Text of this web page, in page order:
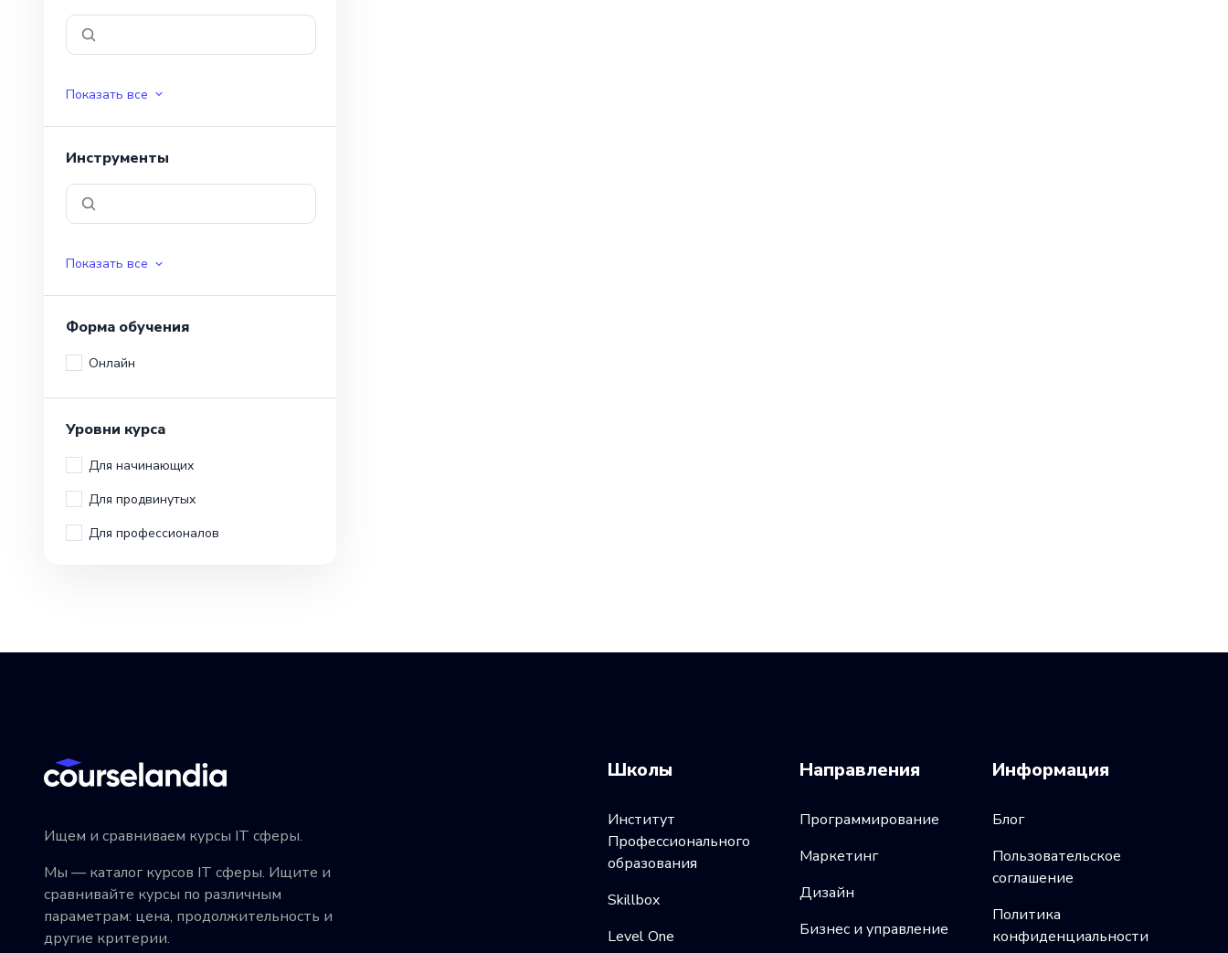
Показать все
Инструменты
Показать все
Форма обучения
Онлайн
Уровни курса
Для начинающих
Для продвинутых
Для профессионалов
Ищем и сравниваем курсы IT сферы.
Мы — каталог курсов IT сферы. Ищите и
сравнивайте курсы по различным
параметрам: цена, продолжительность и
другие критерии.
Школы
Институт
Профессионального
образования
Skillbox
Level One
Направления
Программирование
Маркетинг
Дизайн
Бизнес и управление
Информация
Блог
Пользовательское
соглашение
Политика
конфиденциальности